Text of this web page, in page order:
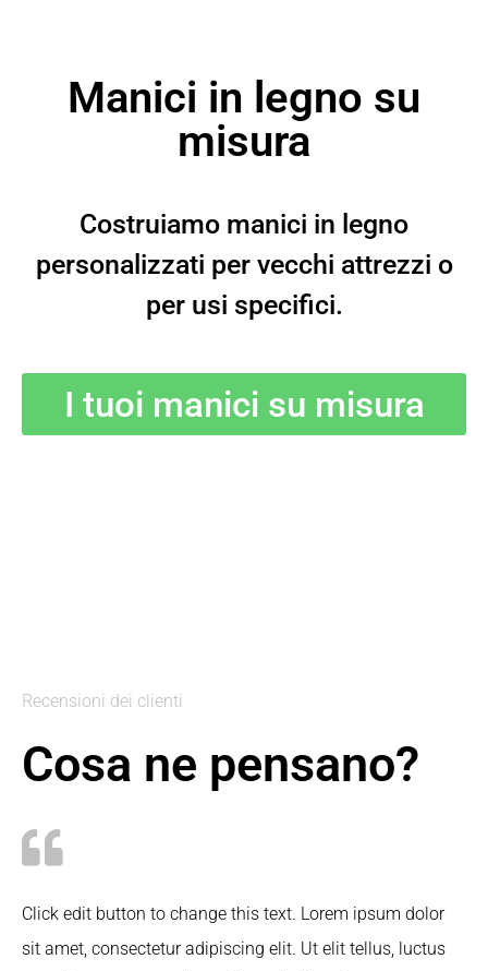
Manici in legno su
misura
Costruiamo manici in legno
personalizzati per vecchi attrezzi o
per usi specifici.
I tuoi manici su misura
Recensioni dei clienti
Cosa ne pensano?
Click edit button to change this text. Lorem ipsum dolor
sit amet, consectetur adipiscing elit. Ut elit tellus, luctus